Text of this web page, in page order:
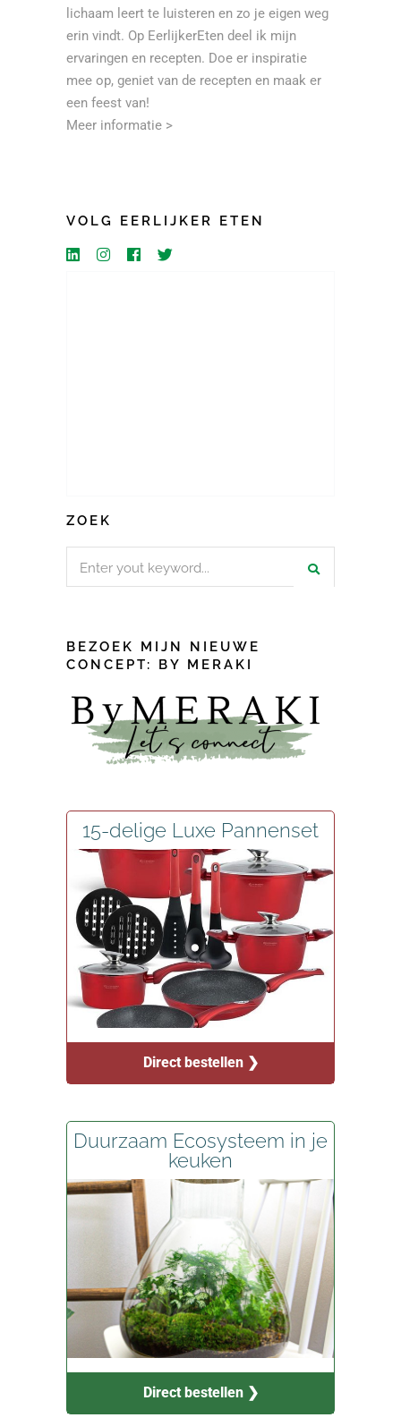
lichaam leert te luisteren en zo je eigen weg
erin vindt. Op EerlijkerEten deel ik mijn
ervaringen en recepten. Doe er inspiratie
mee op, geniet van de recepten en maak er
een feest van!
Meer informatie >
VOLG EERLIJKER ETEN
ZOEK
BEZOEK MIJN NIEUWE
CONCEPT: BY MERAKI
15-delige Luxe Pannenset
Direct bestellen ❯
Duurzaam Ecosysteem in je
keuken
Direct bestellen ❯